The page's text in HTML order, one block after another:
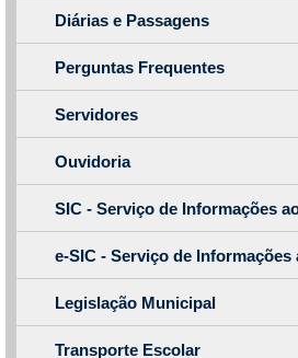
Diárias e Passagens
Perguntas Frequentes
Servidores
Ouvidoria
SIC - Serviço de Informações
e-SIC - Serviço de Informações
Legislação Municipal
Transporte Escolar